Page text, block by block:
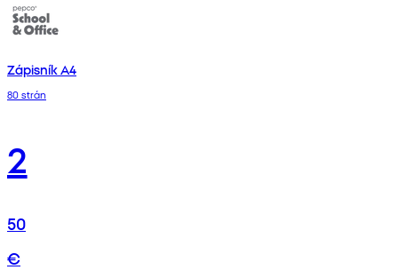
Zápisník A4
80 strán
2
50
€